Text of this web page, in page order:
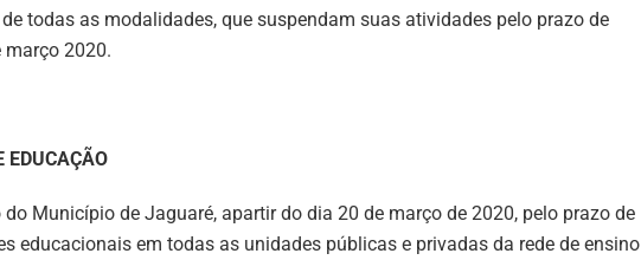
todas as modalidades, que suspendam suas atividades pelo prazo de
março 2020.
EDUCAÇÃO
Município de Jaguaré, apartir do dia 20 de março de 2020, pelo prazo de
educacionais em todas as unidades públicas e privadas da rede de ensino